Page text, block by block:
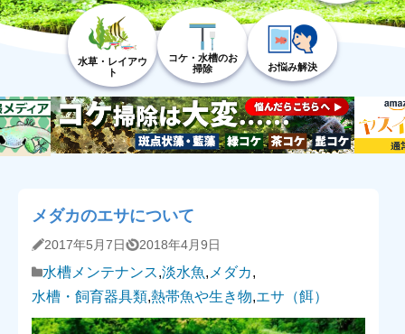
水草・レイアウ
ト
コケ・水槽のお
掃除
お悩み解決
メダカのエサについて
2017年5月7日 2018年4月9日
水槽メンテナンス,淡水魚, メダカ,
水槽・飼育器具類,熱帯魚や生き物,エサ（餌）